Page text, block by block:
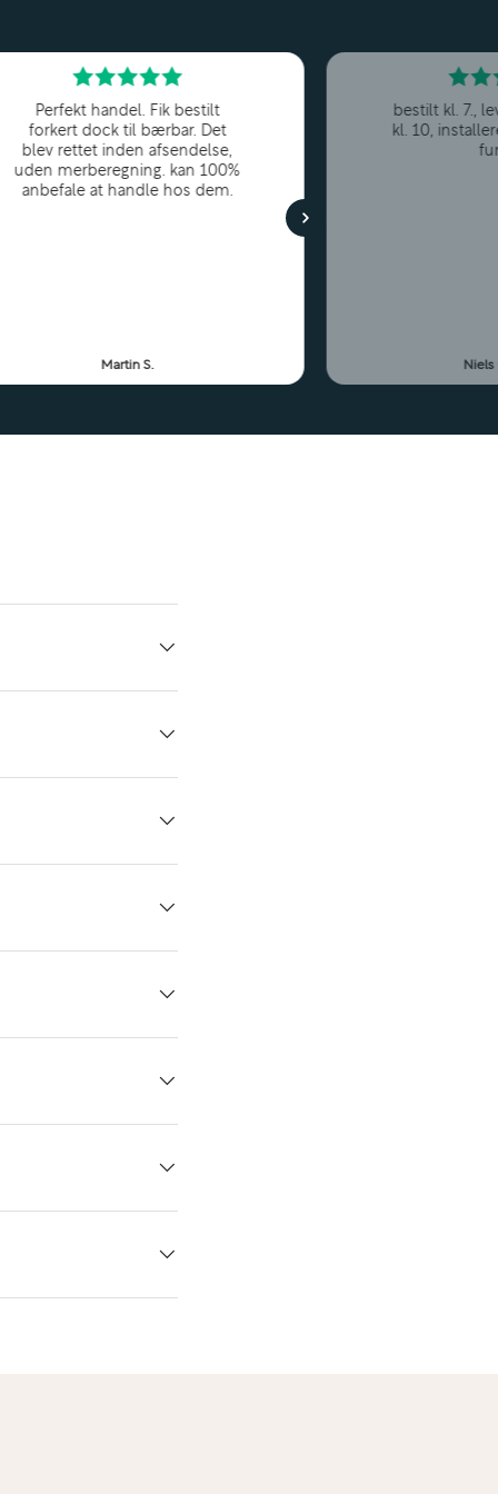
Perfekt handel. Fik bestilt
forkert dock til bærbar. Det
blev rettet inden afsendelse,
uden merberegning. kan 100%
anbefale at handle hos dem.
Martin S.
bestilt kl. 7.,
kl. 10,